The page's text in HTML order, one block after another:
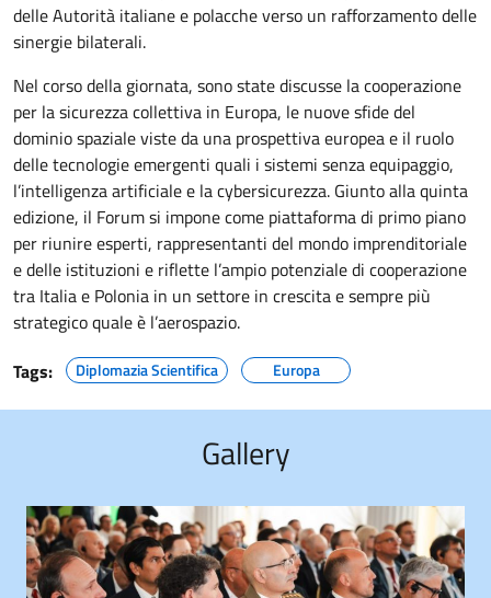
delle Autorità italiane e polacche verso un rafforzamento delle
sinergie bilaterali.
Nel corso della giornata, sono state discusse la cooperazione
per la sicurezza collettiva in Europa, le nuove sfide del
dominio spaziale viste da una prospettiva europea e il ruolo
delle tecnologie emergenti quali i sistemi senza equipaggio,
l’intelligenza artificiale e la cybersicurezza. Giunto alla quinta
edizione, il Forum si impone come piattaforma di primo piano
per riunire esperti, rappresentanti del mondo imprenditoriale
e delle istituzioni e riflette l’ampio potenziale di cooperazione
tra Italia e Polonia in un settore in crescita e sempre più
strategico quale è l’aerospazio.
Tags:
Diplomazia Scientifica Europa
Gallery